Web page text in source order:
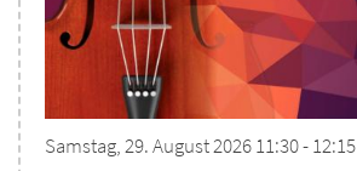
Samstag, 29. August 2026 11:30 - 12:15